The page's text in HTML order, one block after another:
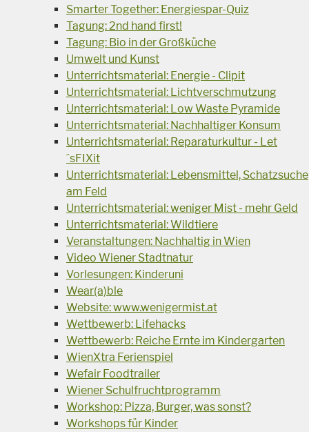
Smarter Together: Energiespar-Quiz
Tagung: 2nd hand first!
Tagung: Bio in der Großküche
Umwelt und Kunst
Unterrichtsmaterial: Energie - Clipit
Unterrichtsmaterial: Lichtverschmutzung
Unterrichtsmaterial: Low Waste Pyramide
Unterrichtsmaterial: Nachhaltiger Konsum
Unterrichtsmaterial: Reparaturkultur - Let
´sFIXit
Unterrichtsmaterial: Lebensmittel, Schatzsuche
am Feld
Unterrichtsmaterial: weniger Mist - mehr Geld
Unterrichtsmaterial: Wildtiere
Veranstaltungen: Nachhaltig in Wien
Video Wiener Stadtnatur
Vorlesungen: Kinderuni
Wear(a)ble
Website: www.wenigermist.at
Wettbewerb: Lifehacks
Wettbewerb: Reiche Ernte im Kindergarten
WienXtra Ferienspiel
Wefair Foodtrailer
Wiener Schulfruchtprogramm
Workshop: Pizza, Burger, was sonst?
Workshops für Kinder